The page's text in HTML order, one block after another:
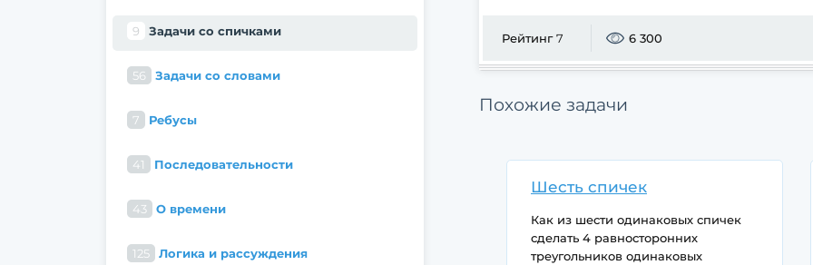
9 Задачи со спичками
56 Задачи со словами
7 Ребусы
41 Последовательности
43 О времени
125 Логика и рассуждения
Рейтинг7 6 300
Похожие задачи
Шесть спичек
Как из шести одинаковых спичек
сделать 4 равносторонних
треугольников одинаковых